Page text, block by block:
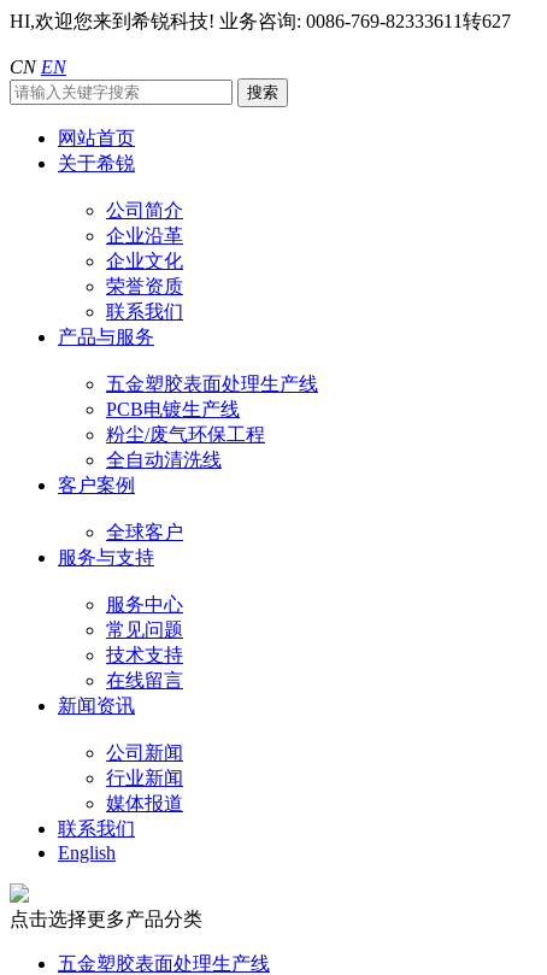
HI,欢迎您来到希锐科技! 业务咨询: 0086-769-82333611转627
CN EN
网站首页
关于希锐
公司简介
企业沿革
企业文化
荣誉资质
联系我们
产品与服务
五金塑胶表面处理生产线
PCB电镀生产线
粉尘/废气环保工程
全自动清洗线
客户案例
全球客户
服务与支持
服务中心
常见问题
技术支持
在线留言
新闻资讯
公司新闻
行业新闻
媒体报道
联系我们
English
点击选择更多产品分类
五金塑胶表面处理生产线